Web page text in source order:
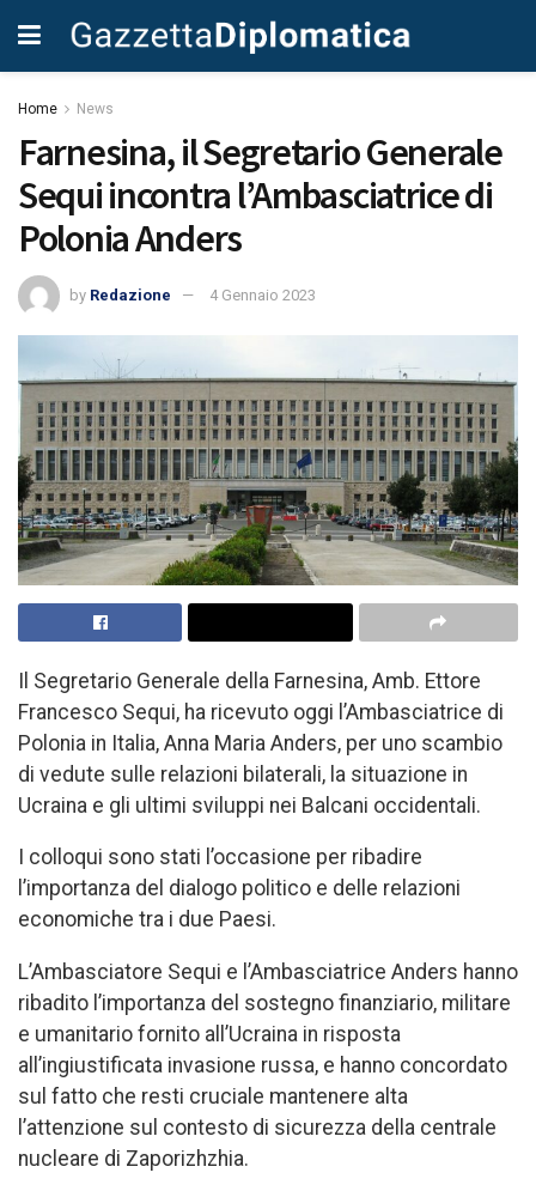
Home News
Farnesina, il Segretario Generale
Sequi incontra l’Ambasciatrice di
Polonia Anders
by Redazione 4 Gennaio 2023
Il Segretario Generale della Farnesina, Amb. Ettore
Francesco Sequi, ha ricevuto oggi l’Ambasciatrice di
Polonia in Italia, Anna Maria Anders, per uno scambio
di vedute sulle relazioni bilaterali, la situazione in
Ucraina e gli ultimi sviluppi nei Balcani occidentali.
I colloqui sono stati l’occasione per ribadire
l’importanza del dialogo politico e delle relazioni
economiche tra i due Paesi.
L’Ambasciatore Sequi e l’Ambasciatrice Anders hanno
ribadito l’importanza del sostegno finanziario, militare
e umanitario fornito all’Ucraina in risposta
all’ingiustificata invasione russa, e hanno concordato
sul fatto che resti cruciale mantenere alta
l’attenzione sul contesto di sicurezza della centrale
nucleare di Zaporizhzhia.